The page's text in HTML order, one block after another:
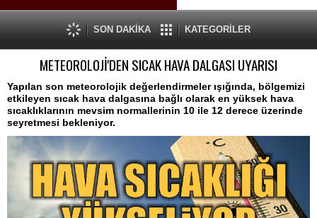
SON DAKİKA KATEGORİLER
METEOROLOJİ'DEN SICAK HAVA DALGASI UYARISI
Yapılan son meteorolojik değerlendirmeler ışığında, bölgemizi
etkileyen sıcak hava dalgasına bağlı olarak en yüksek hava
sıcaklıklarının mevsim normallerinin 10 ile 12 derece üzerinde
seyretmesi bekleniyor.